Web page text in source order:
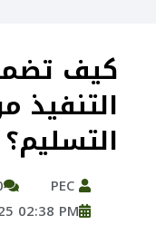
التنفيذ
التسليم؟
0
02:38 PM